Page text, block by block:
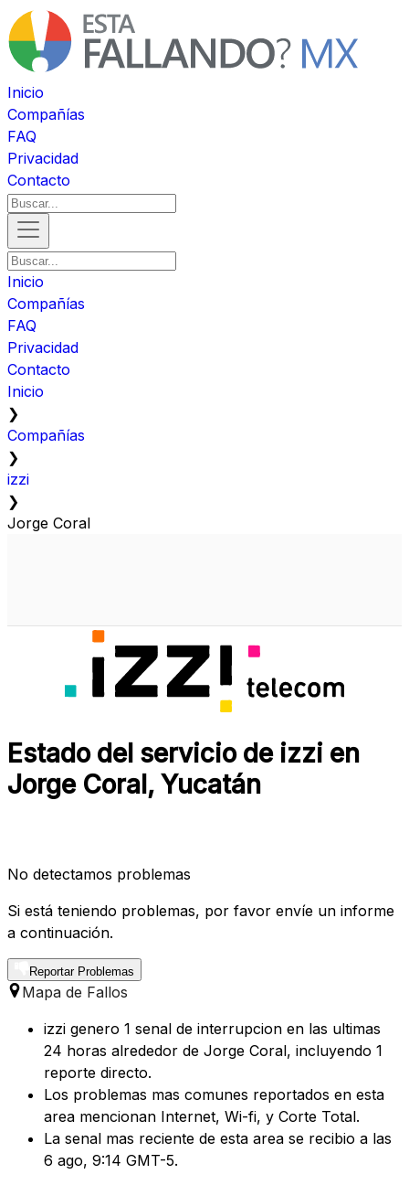
Inicio
Compañías
FAQ
Privacidad
Contacto
Inicio
Compañías
FAQ
Privacidad
Contacto
Inicio
❯
Compañías
❯
izzi
❯
Jorge Coral
Estado del servicio de izzi en
Jorge Coral, Yucatán
No detectamos problemas
Si está teniendo problemas, por favor envíe un informe
a continuación.
Reportar Problemas
Mapa de Fallos
izzi genero 1 senal de interrupcion en las ultimas
24 horas alrededor de Jorge Coral, incluyendo 1
reporte directo.
Los problemas mas comunes reportados en esta
area mencionan Internet, Wi-fi, y Corte Total.
La senal mas reciente de esta area se recibio a las
6 ago, 9:14 GMT-5.